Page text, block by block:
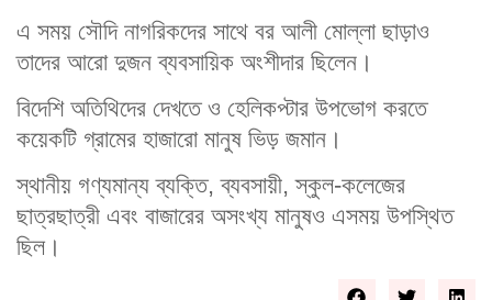
এ সময় সৌদি নাগরিকদের সাথে বর আলী মোল্লা ছাড়াও
তাদের আরো দুজন ব্যবসায়িক অংশীদার ছিলেন।
বিদেশি অতিথিদের দেখতে ও হেলিকপ্টার উপভোগ করতে
কয়েকটি গ্রামের হাজারো মানুষ ভিড় জমান।
স্থানীয় গণ্যমান্য ব্যক্তি, ব্যবসায়ী, স্কুল-কলেজের
ছাত্রছাত্রী এবং বাজারের অসংখ্য মানুষও এসময় উপস্থিত
ছিল।